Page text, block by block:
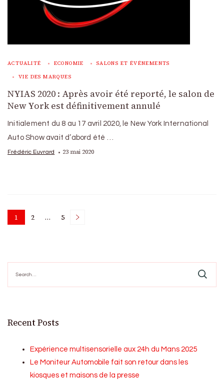
ACTUALITÉ ECONOMIE SALONS ET ÉVÉNEMENTS
VIE DES MARQUES
NYIAS 2020 : Après avoir été reporté, le salon de
New York est définitivement annulé
Initialement du 8 au 17 avril 2020, le New York International
Auto Show avait d’abord été …
Frédéric Euvrard 23 mai 2020
Posts
Page
1 Page
2 … Page
5
for:
Recent Posts
Expérience multisensorielle aux 24h du Mans 2025
Le Moniteur Automobile fait son retour dans les
kiosques et maisons de la presse